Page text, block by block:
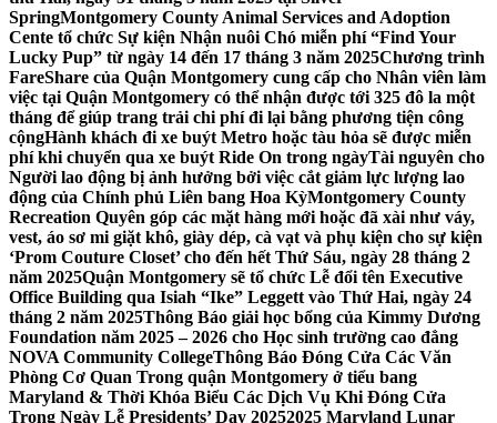
SpringMontgomery County Animal Services and Adoption
Cente tổ chức Sự kiện Nhận nuôi Chó miễn phí “Find Your
Lucky Pup” từ ngày 14 đến 17 tháng 3 năm 2025Chương trình
FareShare của Quận Montgomery cung cấp cho Nhân viên làm
việc tại Quận Montgomery có thể nhận được tới 325 đô la một
tháng để giúp trang trải chi phí đi lại bằng phương tiện công
cộngHành khách đi xe buýt Metro hoặc tàu hỏa sẽ được miễn
phí khi chuyển qua xe buýt Ride On trong ngàyTài nguyên cho
Người lao động bị ảnh hưởng bởi việc cắt giảm lực lượng lao
động của Chính phủ Liên bang Hoa KỳMontgomery County
Recreation Quyên góp các mặt hàng mới hoặc đã xài như váy,
vest, áo sơ mi giặt khô, giày dép, cà vạt và phụ kiện cho sự kiện
‘Prom Couture Closet’ cho đến hết Thứ Sáu, ngày 28 tháng 2
năm 2025Quận Montgomery sẽ tổ chức Lễ đổi tên Executive
Office Building qua Isiah “Ike” Leggett vào Thứ Hai, ngày 24
tháng 2 năm 2025Thông Báo giải học bổng của Kimmy Dương
Foundation năm 2025 – 2026 cho Học sinh trường cao đẳng
NOVA Community CollegeThông Báo Đóng Cửa Các Văn
Phòng Cơ Quan Trong quận Montgomery ở tiểu bang
Maryland & Thời Khóa Biểu Các Dịch Vụ Khi Đóng Cửa
Trong Ngày Lễ Presidents’ Day 20252025 Maryland Lunar